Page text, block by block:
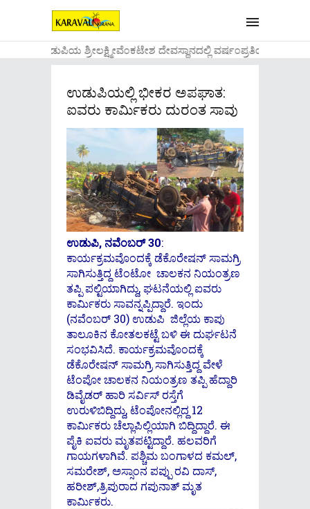
....ಉಡುಪಿಯ ಶ್ರೀಲಕ್ಷ್ಮೀವೆ೦ಕಟೇಶ ದೇವಸ್ಥಾನದಲ್ಲಿ ವರ್ಷ೦ಪ್ರತಿಯ
ಉಡುಪಿಯಲ್ಲಿ ಭೀಕರ ಅಪಘಾತ:
ಐವರು ಕಾರ್ಮಿಕರು ದುರಂತ ಸಾವು
ಉಡುಪಿ, ನವೆಂಬರ್ 30:
ಕಾರ್ಯಕ್ರಮವೊಂದಕ್ಕೆ ಡೆಕೊರೇಷನ್ ಸಾಮಗ್ರಿ
ಸಾಗಿಸುತ್ತಿದ್ದ ಟೆಂಟೋ ಚಾಲಕನ ನಿಯಂತ್ರಣ
ತಪ್ಪಿ ಪಲ್ಟಿಯಾಗಿದ್ದು, ಘಟನೆಯಲ್ಲಿ ಐವರು
ಕಾರ್ಮಿಕರು ಸಾವನ್ನಪ್ಪಿದ್ದಾರೆ. ಇಂದು
(ನವೆಂಬರ್ 30) ಉಡುಪಿ ಜಿಲ್ಲೆಯ ಕಾಪು
ತಾಲೂಕಿನ ಕೋತಲಕಟ್ಟೆ ಬಳಿ ಈ ದುರ್ಘಟನೆ
ಸಂಭವಿಸಿದೆ. ಕಾರ್ಯಕ್ರಮವೊಂದಕ್ಕೆ
ಡೆಕೊರೇಷನ್ ಸಾಮಗ್ರಿ ಸಾಗಿಸುತ್ತಿದ್ದ ವೇಳೆ
ಟೆಂಪೋ ಚಾಲಕನ ನಿಯಂತ್ರಣ ತಪ್ಪಿ ಹೆದ್ದಾರಿ
ಡಿವೈಡರ್ ಹಾರಿ ಸರ್ವಿಸ್ ರಸ್ತೆಗೆ
ಉರುಳಿಬಿದ್ದಿದ್ದು, ಟೆಂಪೋನಲ್ಲಿದ್ದ 12
ಕಾರ್ಮಿಕರು ಚೆಲ್ಲಾಪಿಲ್ಲಿಯಾಗಿ ಬಿದ್ದಿದ್ದಾರೆ. ಈ
ಪೈಕಿ ಐವರು ಮೃತಪಟ್ಟಿದ್ದಾರೆ. ಹಲವರಿಗೆ
ಗಾಯಗಳಾಗಿವೆ. ಪಶ್ಚಿಮ ಬಂಗಾಳದ ಕಮಲ್,
ಸಮರೇಶ್, ಅಸ್ಸಾಂನ ಪಪ್ಪು ರವಿ ದಾಸ್,
ಹರೀಶ್,ತ್ರಿಪುರಾದ ಗಪುನಾತ್ ಮೃತ
ಕಾರ್ಮಿಕರು.